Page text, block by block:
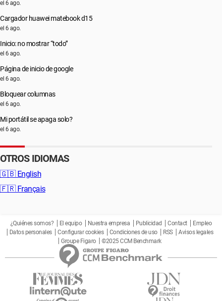
el 6 ago.
Cargador huawei matebook d15
el 6 ago.
Inicio: no mostrar “todo”
el 6 ago.
Página de inicio de google
el 6 ago.
Bloquear columnas
el 6 ago.
Mi portátil se apaga solo?
el 6 ago.
OTROS IDIOMAS
🇬🇧 English
🇫🇷 Français
¿Quiénes somos? El equipo Nuestra empresa Publicidad Contact
Empleo
Datos personales
Configurar cookies Condiciones de uso RSS
Avisos legales
Groupe Figaro
©2025 CCM Benchmark